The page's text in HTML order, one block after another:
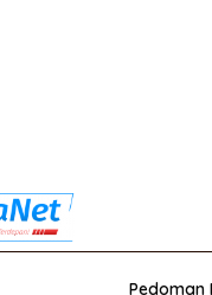
Pedoman